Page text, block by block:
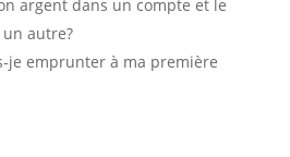
argent dans un compte et le
autre?
je emprunter à ma première